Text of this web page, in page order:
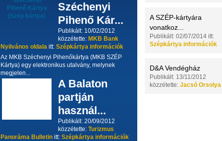
Széchenyi
Pihenő Kár...
Publikált: 10/02/2012
közzétette: MKB Bank
Nyilvános oldala itt: Szépkártya információk
Az MKB Széchenyi Pihenőkártya (MKB SZÉP
Kártya) egy elektronikus utalvány, melynek
megjelen...
A Balaton
partján
használ...
Publikált: 20/09/2012
közzétette: Turizmus
Panoráma Bulletin itt: Szépkártya információk
A SZÉP-kártyára
vonatkoz...
Publikált: 02/07/2014 itt:
Szépkártya információk
D&A Vendégház
Publikált: 13/11/2012
közzétette: Jacsó Orsolya